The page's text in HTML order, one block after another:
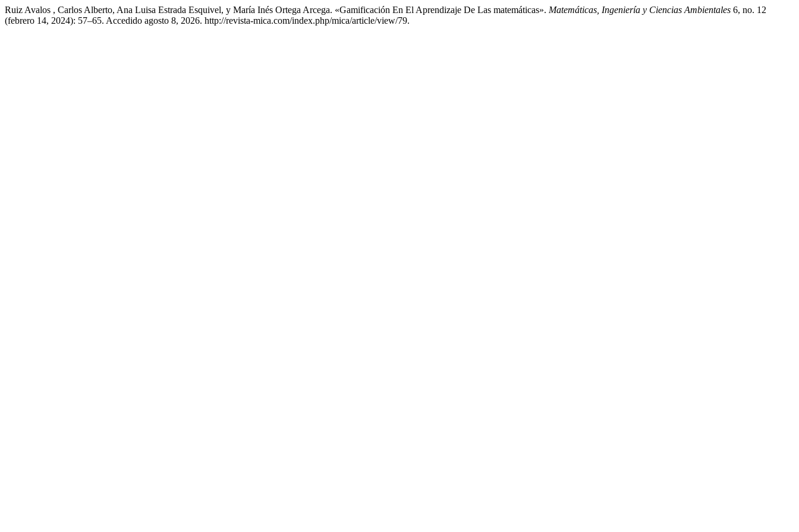
Ruiz Avalos , Carlos Alberto, Ana Luisa Estrada Esquivel, y María Inés Ortega Arcega. «Gamificación En El Aprendizaje De Las matemáticas». Matemáticas, Ingeniería y Ciencias Ambientales 6, no. 12
(febrero 14, 2024): 57–65. Accedido agosto 8, 2026. http://revista-mica.com/index.php/mica/article/view/79.